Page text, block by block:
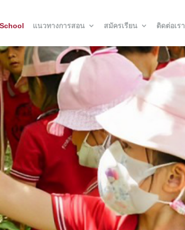
แนวทางการสอน สมัครเรียน ติดต่อเรา